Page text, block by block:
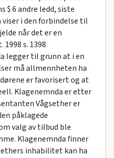
$ 6 andre ledd, siste
i den forbindelse til
når det er en
s. 1398
legger til grunn at i en
må allmennheten ha
er favorisert og at
Klagenemnda er etter
Vågsether er
påklagede
valg av tilbud ble
Klagenemnda finner
inhabilitet kan ha